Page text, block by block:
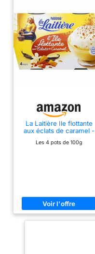
La Laitière Ile flottante
aux éclats de caramel -
Les 4 pots de 100g